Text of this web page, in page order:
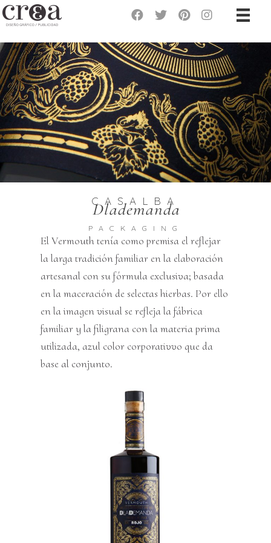
CASALBA
Dlademanda
PACKAGING
El Vermouth tenía como premisa el reflejar
la larga tradición familiar en la elaboración
artesanal con su fórmula exclusiva; basada
en la maceración de selectas hierbas. Por ello
en la imagen visual se refleja la fábrica
familiar y la filigrana con la materia prima
utilizada, azul color corporativvo que da
base al conjunto.